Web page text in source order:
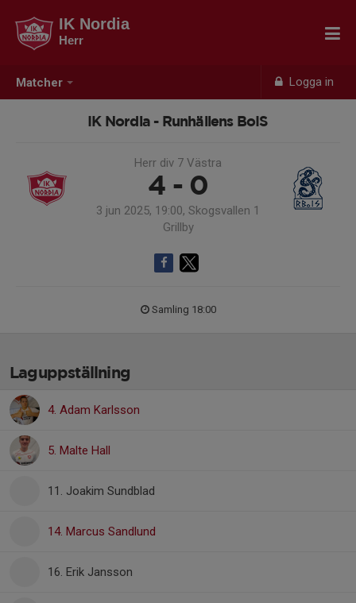
Matcher Logga in
IK Nordia
Herr
IK Nordia - Runhällens BoIS
Herr div 7 Västra
4 - 0
3 jun 2025, 19:00, Skogsvallen 1
Grillby
Samling 18:00
Laguppställning
4. Adam Karlsson
5. Malte Hall
11. Joakim Sundblad
14. Marcus Sandlund
16. Erik Jansson